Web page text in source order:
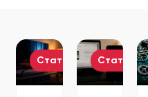
Статьи Статьи